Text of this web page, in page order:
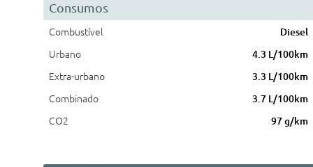
Consumos
Combustível
Diesel
Urbano
4.3 L/100km
Extra-urbano
3.3 L/100km
Combinado
3.7 L/100km
CO2
97 g/km